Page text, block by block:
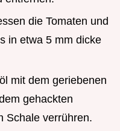
die Tomaten und
in etwa 5 mm dicke
mit dem geriebenen
gehackten
Schale verrühren.